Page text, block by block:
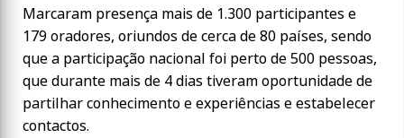
Marcaram presença mais de 1.300 participantes e
179 oradores, oriundos de cerca de 80 países, sendo
que a participação nacional foi perto de 500 pessoas,
que durante mais de 4 dias tiveram oportunidade de
partilhar conhecimento e experiências e estabelecer
contactos.